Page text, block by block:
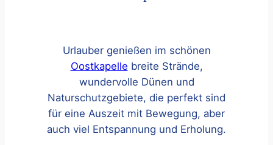
Urlauber genießen im schönen
Oostkapelle breite Strände,
wundervolle Dünen und
Naturschutzgebiete, die perfekt sind
für eine Auszeit mit Bewegung, aber
auch viel Entspannung und Erholung.